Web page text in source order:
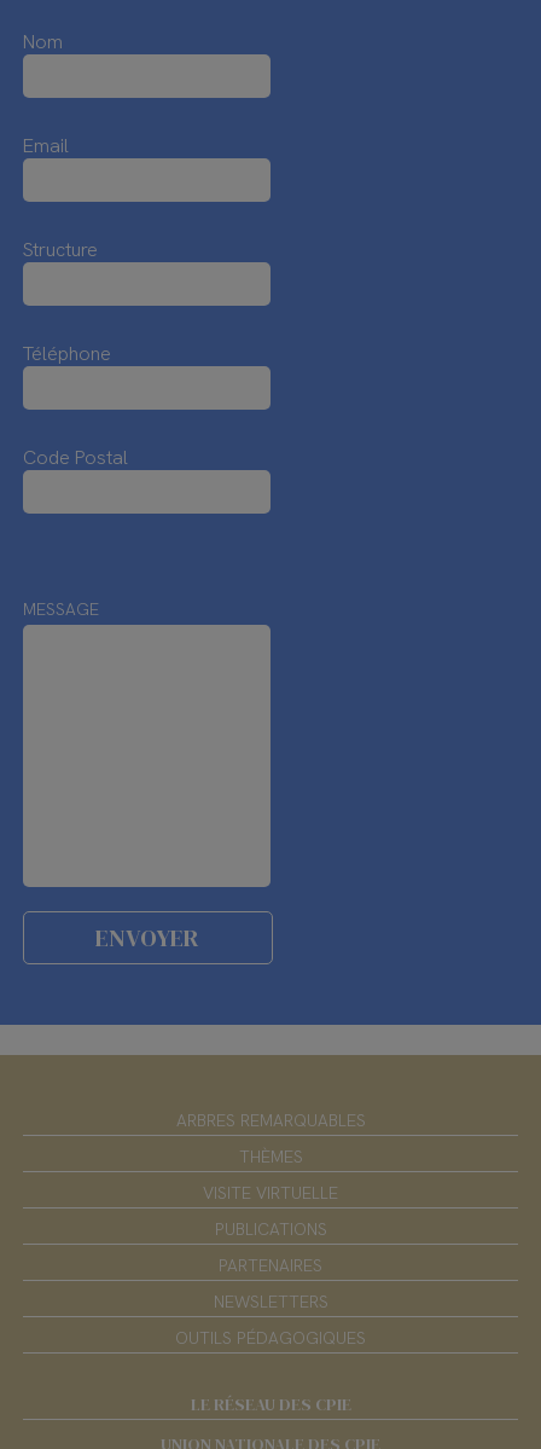
Nom
Email
Structure
Téléphone
Code Postal
MESSAGE
ARBRES REMARQUABLES
THÈMES
VISITE VIRTUELLE
PUBLICATIONS
PARTENAIRES
NEWSLETTERS
OUTILS PÉDAGOGIQUES
LE RÉSEAU DES CPIE
UNION NATIONALE DES CPIE